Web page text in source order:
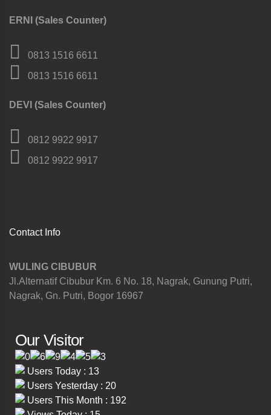
ERNI (Sales Counter)
0813 1516 6611
0813 1516 6611
DEVI (Sales Counter)
0812 9922 9917
0812 9922 9917
Contact Info
WULING CIBUBUR
Jl.Alternatif Cibubur Km. 6 No. 18, Nagrak, Gunung Putri,
Nagrak, Gn. Putri, Bogor 16967
Our Visitor
Users Today : 13
Users Yesterday : 20
Users This Month : 192